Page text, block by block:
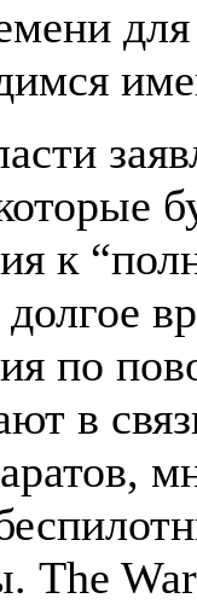
к
долгое
по
в